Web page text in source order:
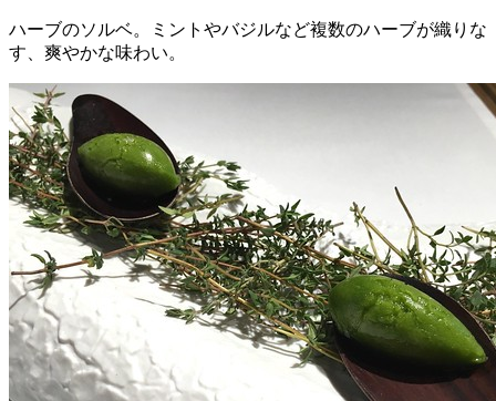
ハーブのソルベ。ミントやバジルなど複数のハーブが織りな
す、爽やかな味わい。